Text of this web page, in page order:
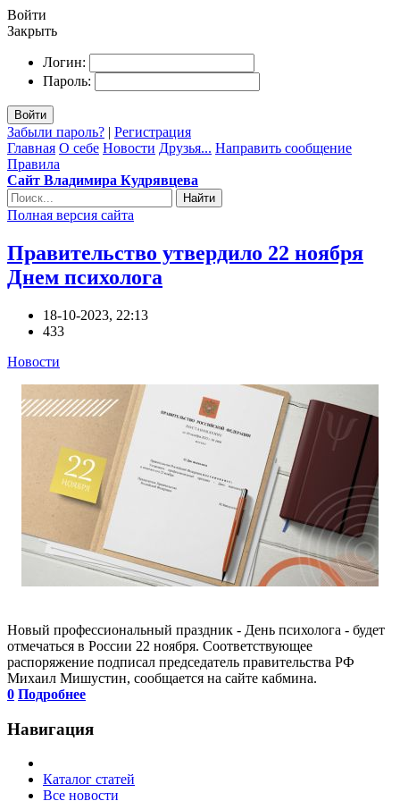
Войти
Закрыть
Логин:
Пароль:
Войти
Забыли пароль? | Регистрация
Главная О себе Новости Друзья... Направить сообщение
Правила
Сайт Владимира Кудрявцева
Найти
Полная версия сайта
Правительство утвердило 22 ноября
Днем психолога
18-10-2023, 22:13
433
Новости
Новый профессиональный праздник - День психолога - будет
отмечаться в России 22 ноября. Соответствующее
распоряжение подписал председатель правительства РФ
Михаил Мишустин, сообщается на сайте кабмина.
0 Подробнее
Навигация
Каталог статей
Все новости